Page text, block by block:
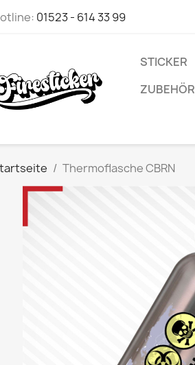
01523 - 614 33 99
STICKER
ZUBEHÖR
Thermoflasche CBRN